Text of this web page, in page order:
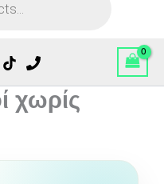
χωρίς